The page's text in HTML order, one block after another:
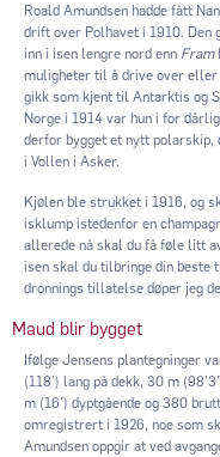
Roald Amundsen hadde fått
drift over Polhavet i 1910. Den
inn i isen lengre nord enn Fram
muligheter til å drive over
gikk som kjent til Antarktis og
Norge i 1914 var hun i for
derfor bygget et nytt polarskip,
i Vollen i Asker.
Kjølen ble strukket i 1916, og
isklump istedenfor en
allerede nå skal du få føle litt
isen skal du tilbringe din beste
dronnings tillatelse døper jeg
Maud blir bygget
Ifølge Jensens plantegninger
(118’) lang på dekk, 30 m
m (16’) dyptgående og 380
omregistrert i 1926, noe som
Amundsen oppgir at ved